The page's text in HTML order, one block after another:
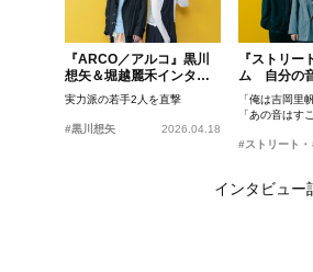
『ARCO／アルコ』黒川
想矢＆堀越麗禾インタビ
ュー
実力派の若手2人を直撃
#黒川想矢 2026.04.18
『ストリー
ム 自分の
せ。』峯田
也、吉岡里
ー
「俺は吉岡里
「あの音はす
#ストリート
インタビュー